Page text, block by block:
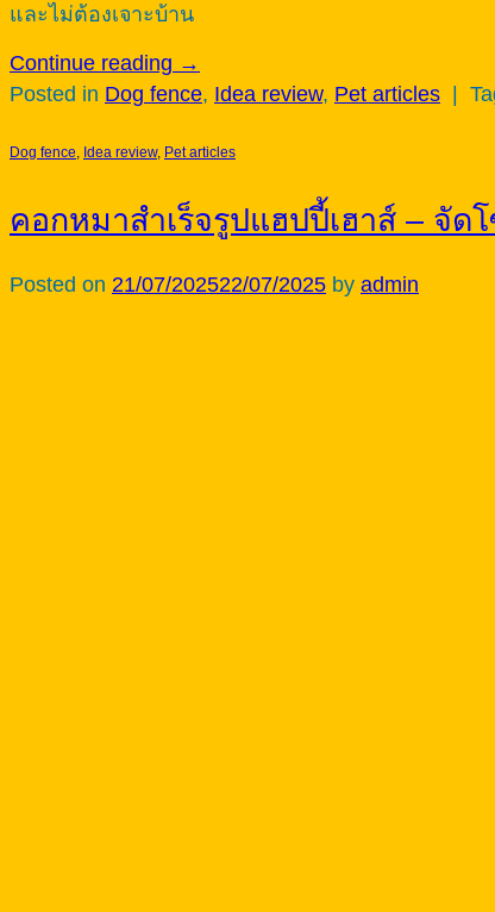
และไม่ต้องเจาะบ้าน
Continue reading →
Posted in Dog fence, Idea review, Pet articles
Dog fence, Idea review, Pet articles
คอกหมาสำเร็จรูปแฮปปี้เฮาส์ – จัด
Posted on 21/07/202522/07/2025 by admin